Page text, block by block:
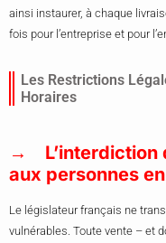
ainsi instaurer, à chaque
fois pour l’entreprise et pour
Les Restrictions
Horaires
aux personnes
Le législateur français ne
vulnérables. Toute vente – et